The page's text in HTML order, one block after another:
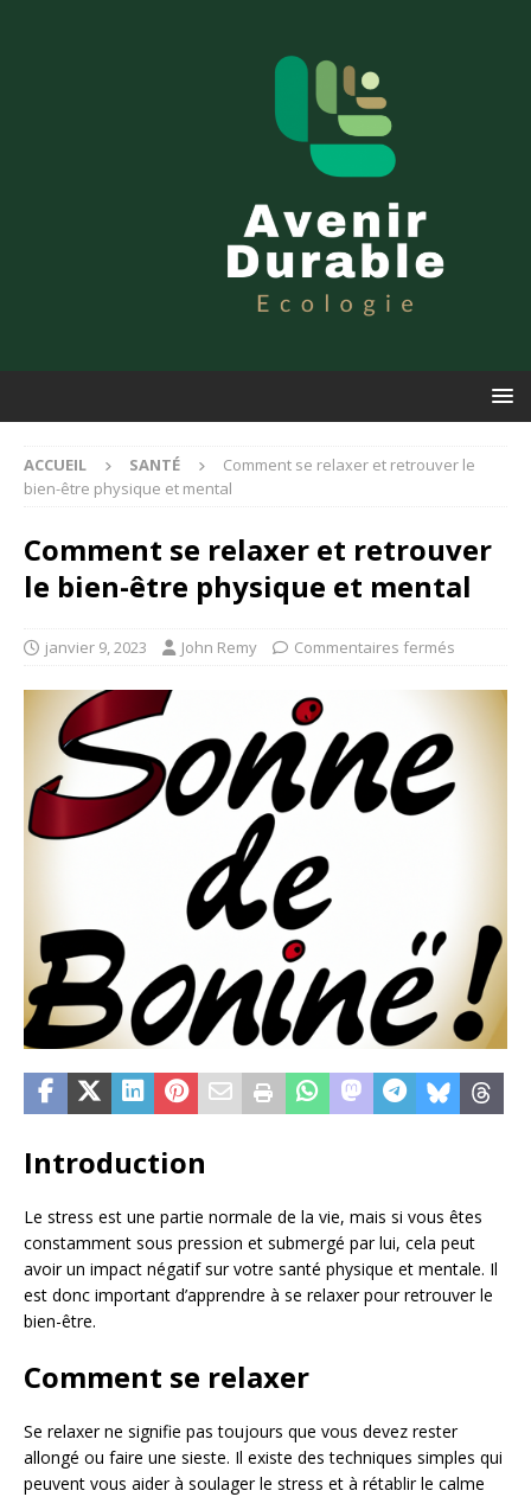
ACCUEIL SANTÉ
Comment se relaxer et retrouver le
bien-être physique et mental
Comment se relaxer et retrouver
le bien-être physique et mental
janvier 9, 2023 John Remy Commentaires fermés
Introduction
Le stress est une partie normale de la vie, mais si vous êtes
constamment sous pression et submergé par lui, cela peut
avoir un impact négatif sur votre santé physique et mentale. Il
est donc important d’apprendre à se relaxer pour retrouver le
bien-être.
Comment se relaxer
Se relaxer ne signifie pas toujours que vous devez rester
allongé ou faire une sieste. Il existe des techniques simples qui
peuvent vous aider à soulager le stress et à rétablir le calme